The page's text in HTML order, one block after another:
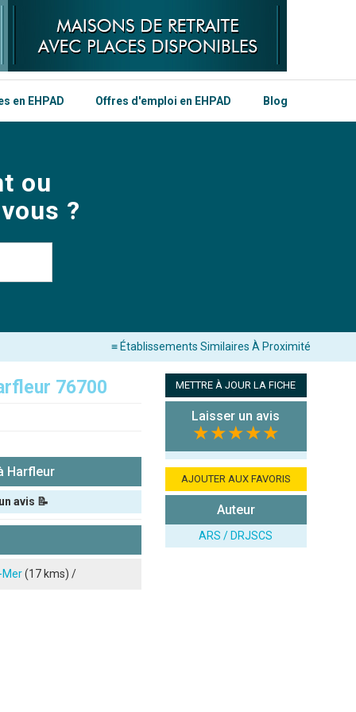
en EHPAD Offres d'emploi en EHPAD Blog
ou
?
≡ Établissements Similaires À Proximité
76700
Harfleur
avis 📝
Mer(17 kms) /
METTRE À JOUR LA FICHE
Laisser un avis
★★★★★
AJOUTER AUX FAVORIS
Auteur
ARS / DRJSCS